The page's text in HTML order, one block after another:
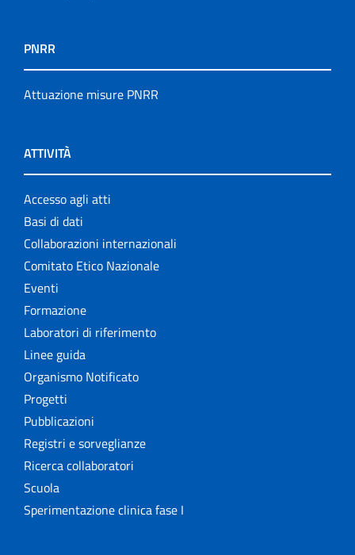
PNRR
Attuazione misure PNRR
ATTIVITÀ
Accesso agli atti
Basi di dati
Collaborazioni internazionali
Comitato Etico Nazionale
Eventi
Formazione
Laboratori di riferimento
Linee guida
Organismo Notificato
Progetti
Pubblicazioni
Registri e sorveglianze
Ricerca collaboratori
Scuola
Sperimentazione clinica fase I